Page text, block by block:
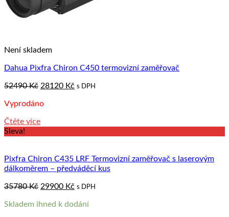
Není skladem
Dahua Pixfra Chiron C450 termovizní zaměřovač
52490Kč Original
was:
28120 Kč Current
s DPH
Vyprodáno
Čtěte více
Sleva!
Pixfra Chiron C435 LRF Termovizní zaměřovač s laserovým
dálkoměrem – předváděcí kus
35780Kč Original
was:
29900 Kč Current
is:
s DPH
Skladem ihned k dodání